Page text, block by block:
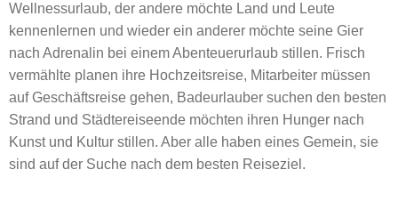
Wellnessurlaub, der andere möchte Land und Leute
kennenlernen und wieder ein anderer möchte seine Gier
nach Adrenalin bei einem Abenteuerurlaub stillen. Frisch
vermählte planen ihre Hochzeitsreise, Mitarbeiter müssen
auf Geschäftsreise gehen, Badeurlauber suchen den besten
Strand und Städtereiseende möchten ihren Hunger nach
Kunst und Kultur stillen. Aber alle haben eines Gemein, sie
sind auf der Suche nach dem besten Reiseziel.